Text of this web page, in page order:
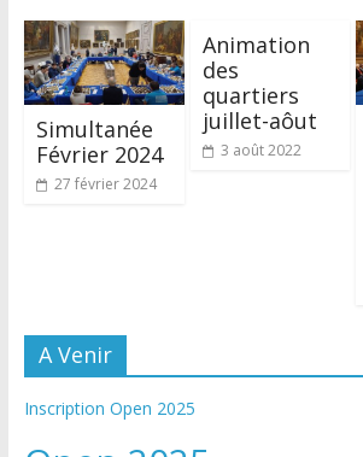
Simultanée
Février 2024
27 février 2024
Animation
des
quartiers
juillet-aôut
3 août 2022
A Venir
Inscription Open 2025